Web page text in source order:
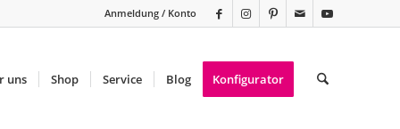
Anmeldung / Konto
uns Shop Service Blog Konfigurator